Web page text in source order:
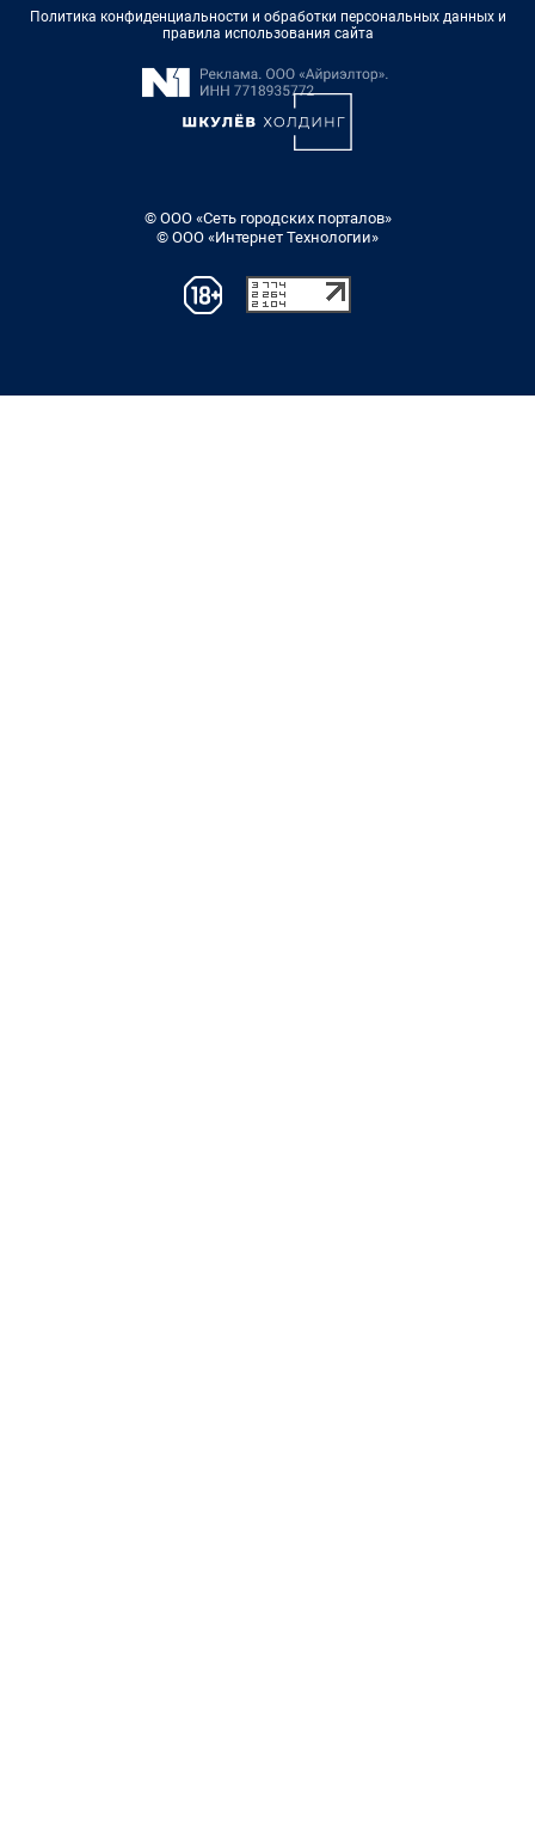
Политика конфиденциальности и обработки персональных данных и
правила использования сайта
© ООО «Сеть городских порталов»
© ООО «Интернет Технологии»